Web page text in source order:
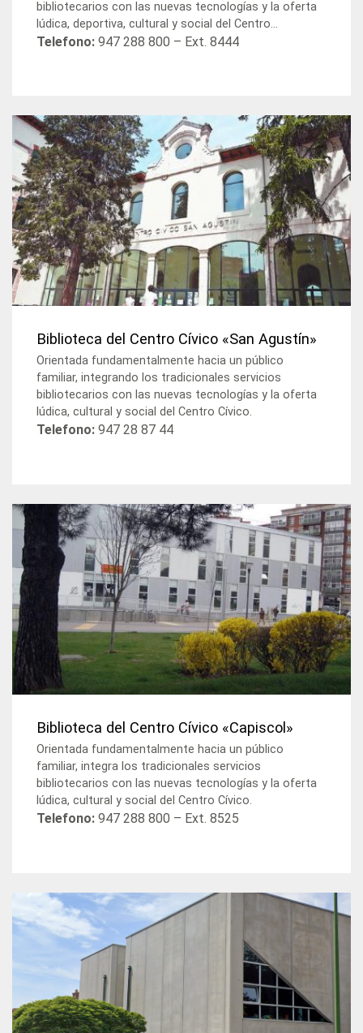
bibliotecarios con las nuevas tecnologías y la oferta
lúdica, deportiva, cultural y social del Centro...
Telefono:947 288 800 – Ext. 8444
Biblioteca del Centro Cívico «San Agustín»
Orientada fundamentalmente hacia un público
familiar, integrando los tradicionales servicios
bibliotecarios con las nuevas tecnologías y la oferta
lúdica, cultural y social del Centro Cívico.
Telefono:947 28 87 44
Biblioteca del Centro Cívico «Capiscol»
Orientada fundamentalmente hacia un público
familiar, integra los tradicionales servicios
bibliotecarios con las nuevas tecnologías y la oferta
lúdica, cultural y social del Centro Cívico.
Telefono:947 288 800 – Ext. 8525